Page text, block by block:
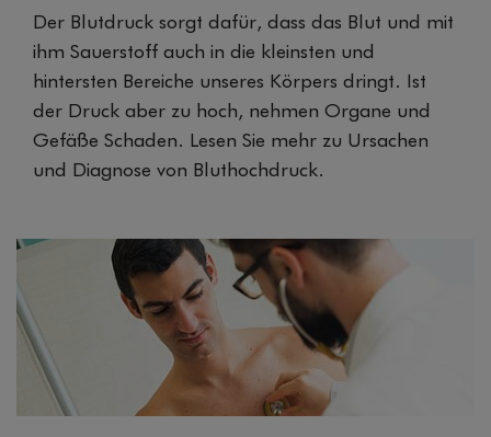
Der Blutdruck sorgt dafür, dass das Blut und mit
ihm Sauerstoff auch in die kleinsten und
hintersten Bereiche unseres Körpers dringt. Ist
der Druck aber zu hoch, nehmen Organe und
Gefäße Schaden. Lesen Sie mehr zu Ursachen
und Diagnose von Bluthochdruck.